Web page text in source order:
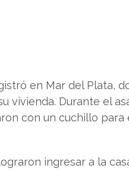
en Mar del Plata,
vivienda. Durante el
con un cuchillo para
ingresar a la